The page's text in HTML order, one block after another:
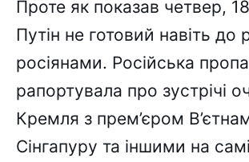
Проте як показав четвер,
Путін не готовий навіть до
росіянами. Російська
рапортувала про зустрічі
Кремля з прем’єром
Сінгапуру та іншими на